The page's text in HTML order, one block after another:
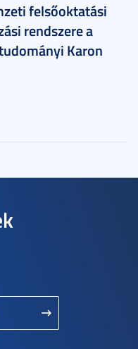
felsőoktatási
rendszere a
Karon